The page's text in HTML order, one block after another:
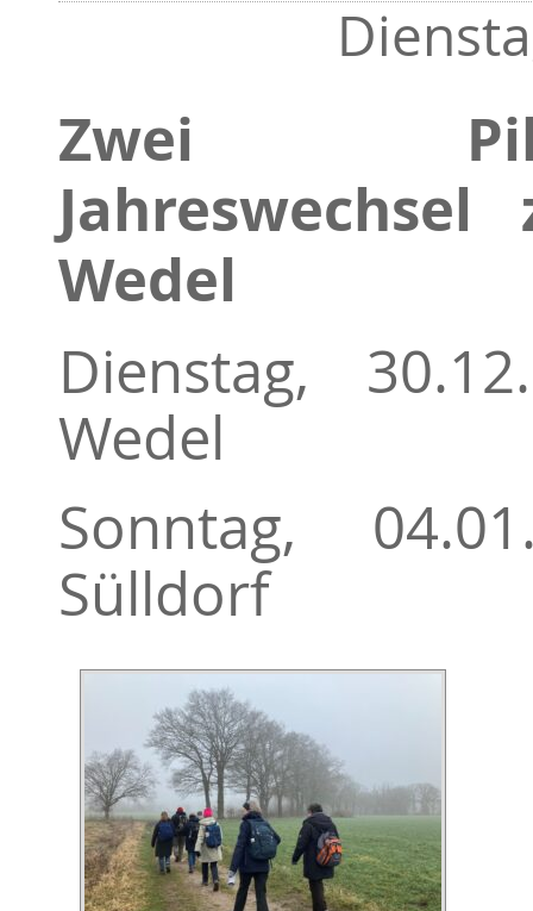
Zwei
Wedel
Dienstag,
Wedel
Sonntag,
Sülldorf